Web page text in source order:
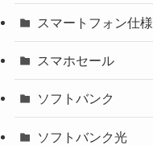
スマートフォン仕様
スマホセール
ソフトバンク
ソフトバンク光